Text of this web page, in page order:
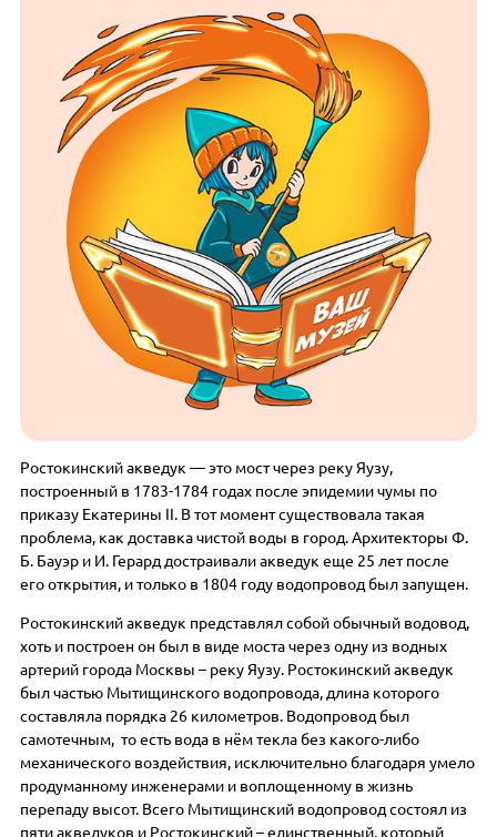
Ростокинский акведук — это мост через реку Яузу,
построенный в 1783-1784 годах после эпидемии чумы по
приказу Екатерины II. В тот момент существовала такая
проблема, как доставка чистой воды в город. Архитекторы Ф.
Б. Бауэр и И. Герард достраивали акведук еще 25 лет после
его открытия, и только в 1804 году водопровод был запущен.
Ростокинский акведук представлял собой обычный водовод,
хоть и построен он был в виде моста через одну из водных
артерий города Москвы – реку Яузу. Ростокинский акведук
был частью Мытищинского водопровода, длина которого
составляла порядка 26 километров. Водопровод был
самотечным, то есть вода в нём текла без какого-либо
механического воздействия, исключительно благодаря умело
продуманному инженерами и воплощенному в жизнь
перепаду высот. Всего Мытищинский водопровод состоял из
пяти акведуков и Ростокинский – единственный, который